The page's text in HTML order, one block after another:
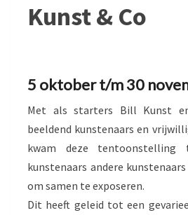
Kunst & Co
5 oktober t/m 30
Met als starters Bill Kunst
beeldend kunstenaars en
kwam deze
kunstenaars andere
om samen te exposeren.
Dit heeft geleid tot een